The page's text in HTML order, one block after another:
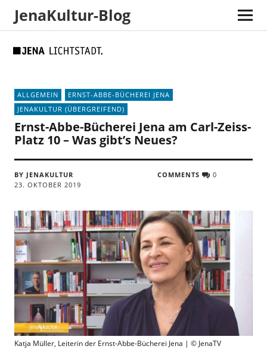
map
JenaKultur-Blog
ALLGEMEIN
ERNST-ABBE-BÜCHEREI JENA
JENAKULTUR (ÜBERGREIFEND)
Ernst-Abbe-Bücherei Jena am Carl-Zeiss-
Platz 10 – Was gibt’s Neues?
BY JENAKULTUR
23. OKTOBER 2019
COMMENTS 0
Katja Müller, Leiterin der Ernst-Abbe-Bücherei Jena | © JenaTV